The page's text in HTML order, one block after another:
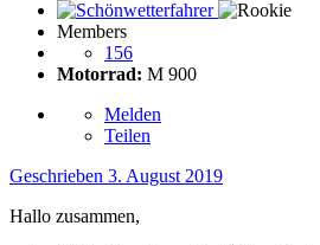
Members
156
Motorrad: M 900
Melden
Teilen
Geschrieben 3. August 2019
Hallo zusammen,